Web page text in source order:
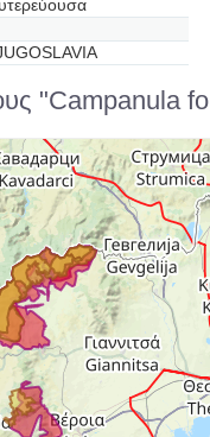
"Campanula